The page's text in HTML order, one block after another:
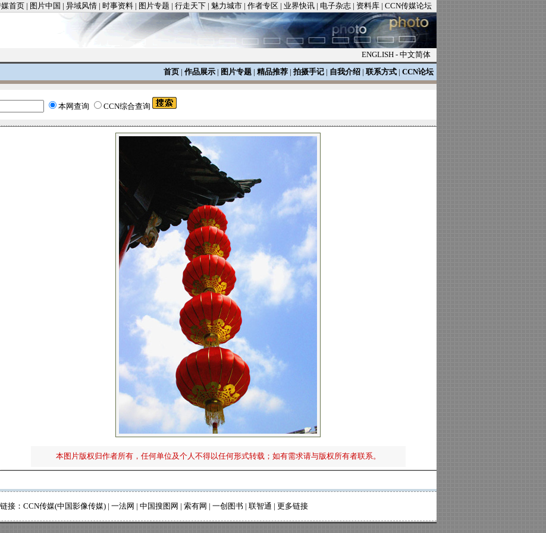
首页 | 图片中国 | 异域风情 | 时事资料 | 图片专题 | 行走天下 | 魅力城市 | 作者专区 | 业界快讯 | 电子杂志 | 资料库 | CCN传媒论坛
ENGLISH - 中文简体
首页 | 作品展示 | 图片专题 | 精品推荐 | 拍摄手记 | 自我介绍 | 联系方式 | CCN论坛
本网查询 CCN综合查询
本图片版权归作者所有，任何单位及个人不得以任何形式转载；如有需求请与版权所有者联系。
接： CCN传媒(中国影像传媒) | 一法网 | 中国搜图网 | 索有网 | 一创图书 | 联智通 | 更多链接